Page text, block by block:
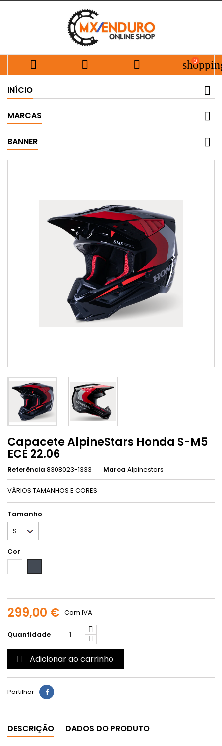
   0
INÍCIO
MARCAS
BANNER
Capacete AlpineStars Honda S-M5
ECE 22.06
Referência 8308023-1333 Marca Alpinestars
VÁRIOS TAMANHOS E CORES
Tamanho
Cor
Branco
299,00 € Com IVA
Quantidade
 Adicionar ao carrinho
Partilhar
DESCRIÇÃO DADOS DO PRODUTO